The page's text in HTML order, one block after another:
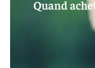
Quand